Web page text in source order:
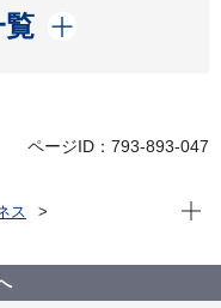
ページID：793-893-047
ス
くある質問
現在